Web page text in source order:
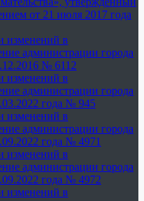
от 21 июля 2017 года
изменений в
администрации города
№ 6112
изменений в
администрации города
года № 945
изменений в
администрации города
года № 4971
изменений в
администрации города
года № 4972
изменений в